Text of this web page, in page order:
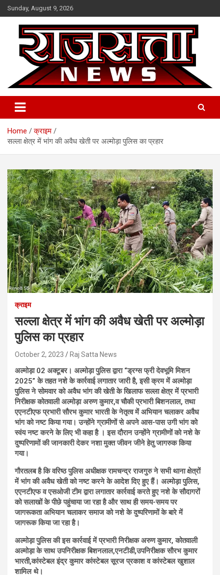
Skip
to
content
Sunday, August 9, 2026
Raj Satta News
Home
क्राइम
सल्ला क्षेत्र में भांग की अवैध खेती पर अल्मोड़ा पुलिस का प्रहार
क्राइम
सल्ला क्षेत्र में भांग की अवैध खेती पर अल्मोड़ा
पुलिस का प्रहार
October 2, 2023 Raj Satta News
अल्मोड़ा 02 अक्टूबर। अल्मोड़ा पुलिस द्वारा “ड्रग्स फ्री देवभूमि मिशन
2025” के तहत नशे के कार्रवाई लगातार जारी है, इसी क्रम में अल्मोड़ा
पुलिस ने सोमवार को अवैध भांग की खेती के खिलाफ सल्ला क्षेत्र में प्रभारी
निरीक्षक कोतवाली अल्मोड़ा अरुण कुमार,व चौकी प्रभारी बिशनलाल, तथा
एएनटीएफ प्रभारी सौरभ कुमार भारती के नेतृत्व में अभियान चलाकर अवैध
भांग को नष्ट किया गया। उन्होंने ग्रामीणों से अपने आस-पास उगी भांग को
स्वंय नष्ट करने के लिए भी कहा है । इस दौरान उन्होंने ग्रामीणों को नशे के
दुष्परिणामों की जानकारी देकर नशा मुक्त जीवन जीने हेतु जागरुक किया
गया।
गौरतलब है कि वरिष्ठ पुलिस अधीक्षक रामचन्द्र राजगुरु ने सभी थाना क्षेत्रों
में भांग की अवैध खेती को नष्ट करने के आदेश दिए हुए हैं। अल्मोड़ा पुलिस,
एएनटीएफ व एसओजी टीम द्वारा लगातार कार्रवाई करते हुए नशे के सौदागरों
को सलाखों के पीछे पहुंचाया जा रहा है और साथ ही समय-समय पर
जागरूकता अभियान चलाकर समाज को नशे के दुष्परिणामों के बारे में
जागरूक किया जा रहा है।
अल्मोड़ा पुलिस की इस कार्रवाई में प्रभारी निरीक्षक अरुण कुमार, कोतवाली
अल्मोड़ा के साथ उपनिरीक्षक बिशनलाल,एनटीडी,उपनिरीक्षक सौरभ कुमार
भारती,कांस्टेबल इंद्र कुमार कांस्टेबल सूरज प्रकाश व कांस्टेबल खुशाल
शामिल थे।